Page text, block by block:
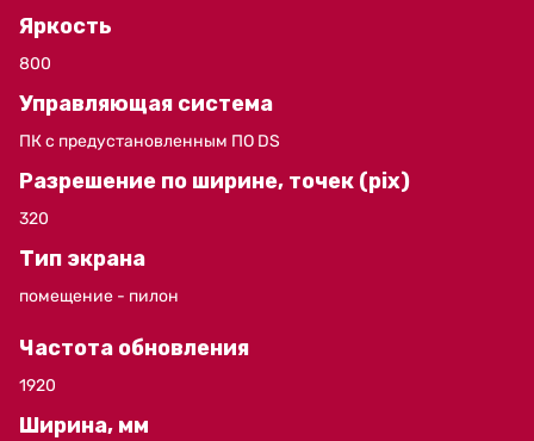
Яркость
800
Управляющая система
ПК с предустановленным ПО DS
Разрешение по ширине, точек (pix)
320
Тип экрана
помещение - пилон
Частота обновления
1920
Ширина, мм